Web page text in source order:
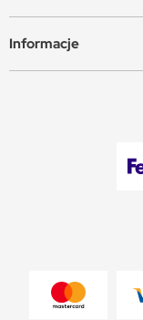
Informacje